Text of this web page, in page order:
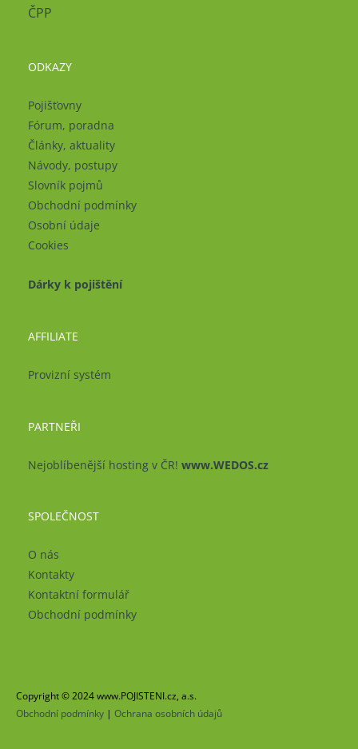
ČPP
ODKAZY
Pojišťovny
Fórum, poradna
Články, aktuality
Návody, postupy
Slovník pojmů
Obchodní podmínky
Osobní údaje
Cookies
Dárky k pojištění
AFFILIATE
Provizní systém
PARTNEŘI
Nejoblíbenější hosting v ČR! www.WEDOS.cz
SPOLEČNOST
O nás
Kontakty
Kontaktní formulář
Obchodní podmínky
Copyright © 2024 www.POJISTENI.cz, a.s.
Obchodní podmínky | Ochrana osobních údajů